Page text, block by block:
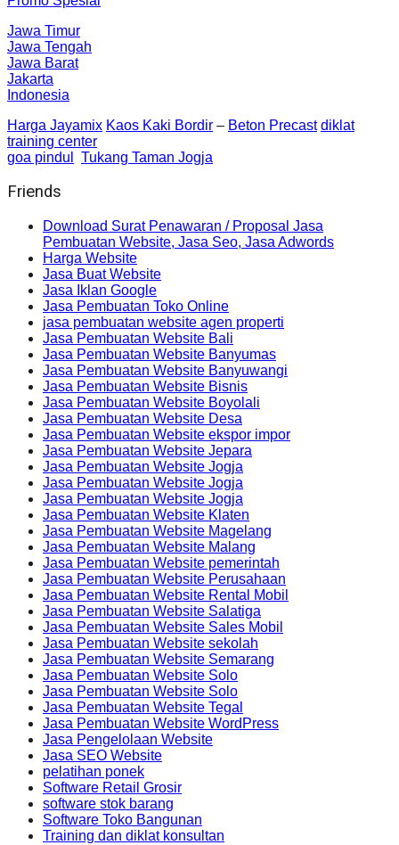
Jawa Timur
Jawa Tengah
Jawa Barat
Jakarta
Indonesia
Harga Jayamix Kaos Kaki Bordir – Beton Precast diklat
training center
goa pindul
Tukang Taman Jogja
Friends
Download Surat Penawaran / Proposal Jasa
Pembuatan Website, Jasa Seo, Jasa Adwords
Harga Website
Jasa Buat Website
Jasa Iklan Google
Jasa Pembuatan Toko Online
jasa pembuatan website agen properti
Jasa Pembuatan Website Bali
Jasa Pembuatan Website Banyumas
Jasa Pembuatan Website Banyuwangi
Jasa Pembuatan Website Bisnis
Jasa Pembuatan Website Boyolali
Jasa Pembuatan Website Desa
Jasa Pembuatan Website ekspor impor
Jasa Pembuatan Website Jepara
Jasa Pembuatan Website Jogja
Jasa Pembuatan Website Jogja
Jasa Pembuatan Website Jogja
Jasa Pembuatan Website Klaten
Jasa Pembuatan Website Magelang
Jasa Pembuatan Website Malang
Jasa Pembuatan Website pemerintah
Jasa Pembuatan Website Perusahaan
Jasa Pembuatan Website Rental Mobil
Jasa Pembuatan Website Salatiga
Jasa Pembuatan Website Sales Mobil
Jasa Pembuatan Website sekolah
Jasa Pembuatan Website Semarang
Jasa Pembuatan Website Solo
Jasa Pembuatan Website Solo
Jasa Pembuatan Website Tegal
Jasa Pembuatan Website WordPress
Jasa Pengelolaan Website
Jasa SEO Website
pelatihan ponek
Software Retail Grosir
software stok barang
Software Toko Bangunan
Training dan diklat konsultan